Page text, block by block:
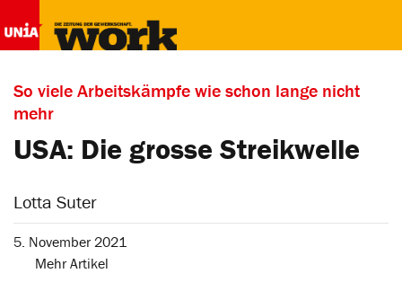
So viele Arbeitskämpfe wie schon lange nicht
mehr
USA: Die grosse Streik­welle
Lotta Suter
5. November 2021
Mehr Artikel